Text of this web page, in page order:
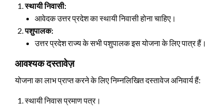
स्थायी निवासी:
आवेदक उत्तर प्रदेश का स्थायी निवासी होना चाहिए।
पशुपालक:
उत्तर प्रदेश राज्य के सभी पशुपालक इस योजना के लिए पात्र हैं।
आवश्यक दस्तावेज़
योजना का लाभ प्राप्त करने के लिए निम्नलिखित दस्तावेज अनिवार्य हैं:
स्थायी निवास प्रमाण पत्र।